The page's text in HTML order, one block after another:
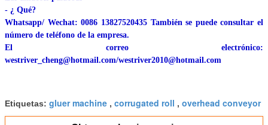
- ¿ Qué?
Whatsapp/ Wechat: 0086 13827520435 También se puede consultar el
número de teléfono de la empresa.
El correo electrónico:
westriver_cheng@hotmail.com/westriver2010@hotmail.com
Etiquetas: gluer machine , corrugated roll , overhead conveyor